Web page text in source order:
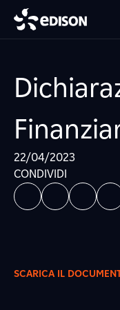
22/04/2023
CONDIVIDI
SCARICA IL